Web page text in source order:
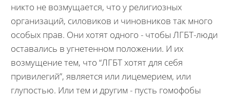
никто не возмущается, что у религиозных
организаций, силовиков и чиновников так много
особых прав. Они хотят одного - чтобы ЛГБТ-люди
оставались в угнетенном положении. И их
возмущение тем, что “ЛГБТ хотят для себя
привилегий”, является или лицемерием, или
глупостью. Или тем и другим - пусть гомофобы